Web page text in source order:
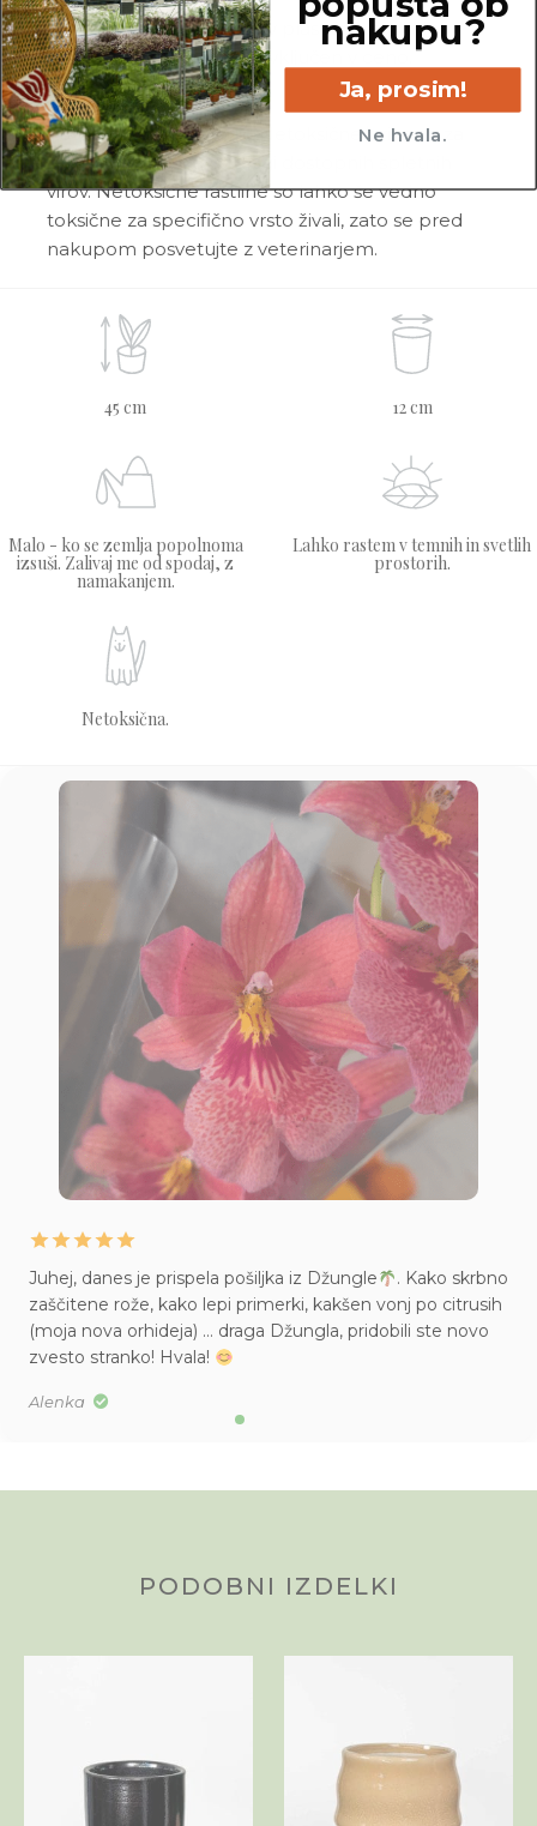
Vse rastline so primarno v plastičnih sadilnih
lončkih. Okrasni lonec ni vključen v ceno.
Rastline so v kategorijo Netoksične/prijazne za
živali uvrščene na podlagi dostopnih spletnih
virov. Netoksične rastline so lahko še vedno
toksične za specifično vrsto živali, zato se pred
nakupom posvetujte z veterinarjem.
45 cm 12 cm
Malo - ko se zemlja popolnoma
izsuši. Zalivaj me od spodaj, z
namakanjem.
Lahko rastem v temnih in svetlih
prostorih.
Netoksična.
Juhej, danes je prispela pošiljka iz Džungle
. Kako skrbno
zaščitene rože, kako lepi primerki, kakšen vonj po citrusih
(moja nova orhideja) … draga Džungla, pridobili ste novo
zvesto stranko! Hvala!
Alenka
PODOBNI IZDELKI
nakupu?
Ja, prosim!
Ne hvala.